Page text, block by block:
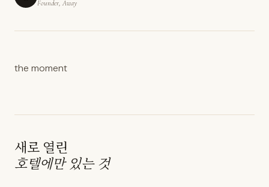
Founder, Away
the moment
새로 열린
호텔에만 있는 것